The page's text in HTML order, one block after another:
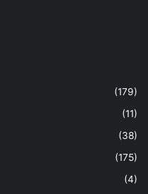
(179)
(11)
(38)
(175)
(4)